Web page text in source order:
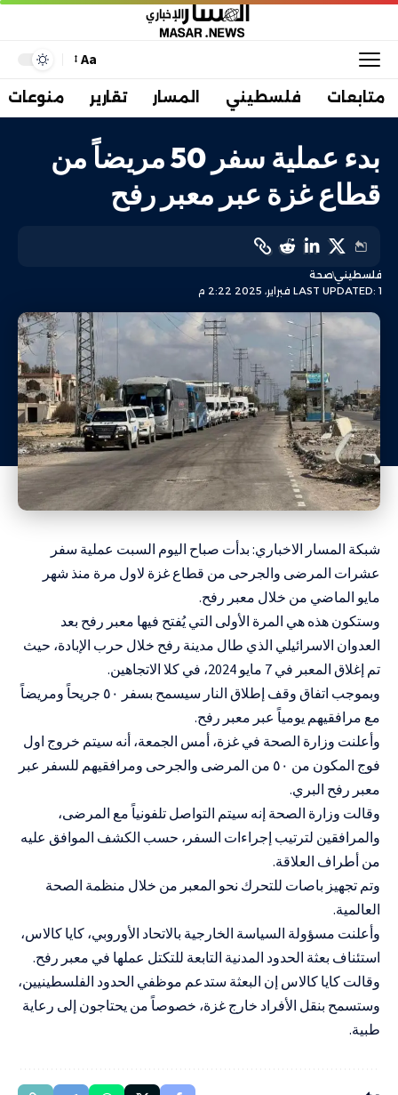
Aa
متابعات فلسطيني المسار تقارير منوعات
بدء عملية سفر 50 مريضاً من
قطاع غزة عبر معبر رفح
LAST UPDATED: 1 فبراير، 2025 2:22 م
فلسطينيصحة
شبكة المسار الاخباري: بدأت صباح اليوم السبت عملية سفر
عشرات المرضى والجرحى من قطاع غزة لاول مرة منذ شهر
مايو الماضي من خلال معبر رفح.
وستكون هذه هي المرة الأولى التي يُفتح فيها معبر رفح بعد
العدوان الاسرائيلي الذي طال مدينة رفح خلال حرب الإبادة، حيث
تم إغلاق المعبر في 7 مايو 2024، في كلا الاتجاهين.
وبموجب اتفاق وقف إطلاق النار سيسمح بسفر ٥٠ جريحاً ومريضاً
مع مرافقيهم يومياً عبر معبر رفح.
وأعلنت وزارة الصحة في غزة، أمس الجمعة، أنه سيتم خروج اول
فوج المكون من ٥٠ من المرضى والجرحى ومرافقيهم للسفر عبر
معبر رفح البري.
وقالت وزارة الصحة إنه سيتم التواصل تلفونياً مع المرضى،
والمرافقين لترتيب إجراءات السفر، حسب الكشف الموافق عليه
من أطراف العلاقة.
وتم تجهيز باصات للتحرك نحو المعبر من خلال منظمة الصحة
العالمية.
وأعلنت مسؤولة السياسة الخارجية بالاتحاد الأوروبي، كايا كالاس،
استئناف بعثة الحدود المدنية التابعة للتكتل عملها في معبر رفح.
وقالت كايا كالاس إن البعثة ستدعم موظفي الحدود الفلسطينيين،
وستسمح بنقل الأفراد خارج غزة، خصوصاً من يحتاجون إلى رعاية
طبية.